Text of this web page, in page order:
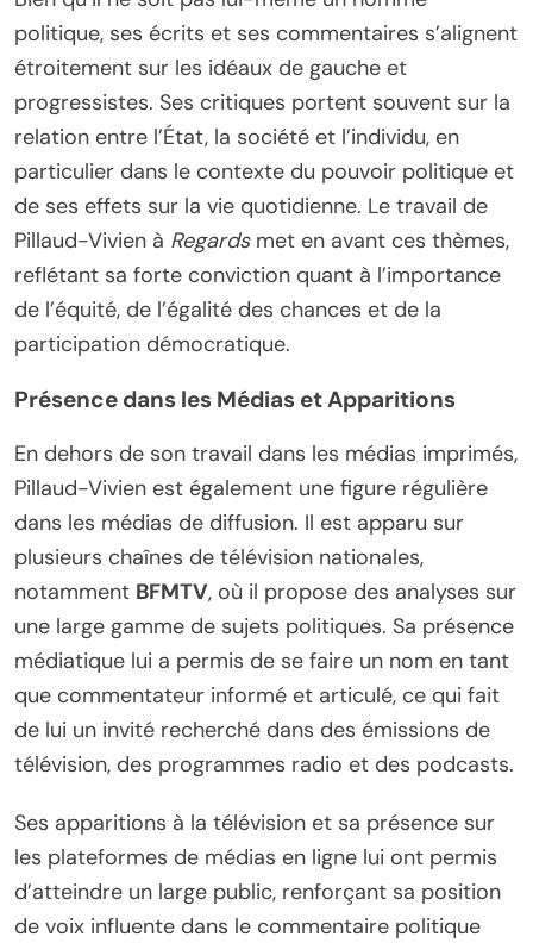
politique, ses écrits et ses commentaires s’alignent
étroitement sur les idéaux de gauche et
progressistes. Ses critiques portent souvent sur la
relation entre l’État, la société et l’individu, en
particulier dans le contexte du pouvoir politique et
de ses effets sur la vie quotidienne. Le travail de
Pillaud-Vivien à Regardsmet en avant ces thèmes,
reflétant sa forte conviction quant à l’importance
de l’équité, de l’égalité des chances et de la
participation démocratique.
Présence dans les Médias et Apparitions
En dehors de son travail dans les médias imprimés,
Pillaud-Vivien est également une figure régulière
dans les médias de diffusion. Il est apparu sur
plusieurs chaînes de télévision nationales,
notamment BFMTV, où il propose des analyses sur
une large gamme de sujets politiques. Sa présence
médiatique lui a permis de se faire un nom en tant
que commentateur informé et articulé, ce qui fait
de lui un invité recherché dans des émissions de
télévision, des programmes radio et des podcasts.
Ses apparitions à la télévision et sa présence sur
les plateformes de médias en ligne lui ont permis
d’atteindre un large public, renforçant sa position
de voix influente dans le commentaire politique